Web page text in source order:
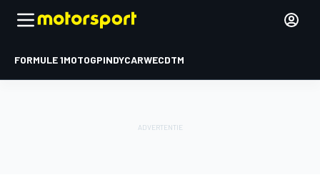
FORMULE 1MOTOGPINDYCARWECDTM